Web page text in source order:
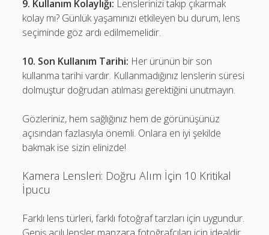
9. Kullanım Kolaylığı: Lenslerinizi takıp çıkarmak
kolay mı? Günlük yaşamınızı etkileyen bu durum, lens
seçiminde göz ardı edilmemelidir.
10. Son Kullanım Tarihi: Her ürünün bir son
kullanma tarihi vardır. Kullanmadığınız lenslerin süresi
dolmuştur doğrudan atılması gerektiğini unutmayın.
Gözleriniz, hem sağlığınız hem de görünüşünüz
açısından fazlasıyla önemli. Onlara en iyi şekilde
bakmak ise sizin elinizde!
Kamera Lensleri: Doğru Alım İçin 10 Kritikal
İpucu
Farklı lens türleri, farklı fotoğraf tarzları için uygundur.